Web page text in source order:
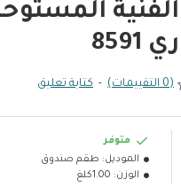
(0 التقييمات) - كتابة تعليق
متوفر
الموديل: طقم صندوق
الوزن: 1.00كلغ